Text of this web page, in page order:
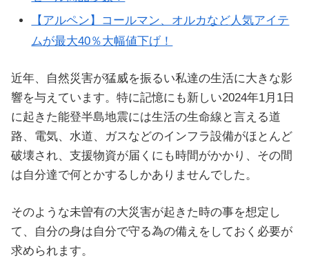
【アルペン】コールマン、オルカなど人気アイテ
ムが最大40％大幅値下げ！
近年、自然災害が猛威を振るい私達の生活に大きな影
響を与えています。特に記憶にも新しい2024年1月1日
に起きた能登半島地震には生活の生命線と言える道
路、電気、水道、ガスなどのインフラ設備がほとんど
破壊され、支援物資が届くにも時間がかかり、その間
は自分達で何とかするしかありませんでした。
そのような未曽有の大災害が起きた時の事を想定し
て、自分の身は自分で守る為の備えをしておく必要が
求められます。